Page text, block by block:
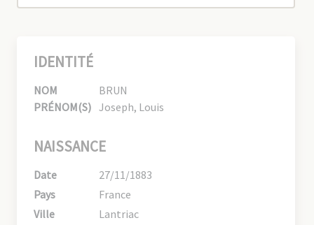
IDENTITÉ
NOM
BRUN
PRÉNOM(S) Joseph, Louis
NAISSANCE
Date
27/11/1883
Pays
France
Ville
Lantriac